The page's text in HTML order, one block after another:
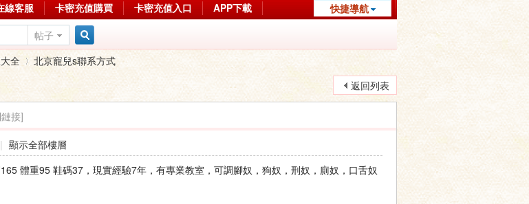
快捷導航
線客服 卡密充值購買 卡密充值入口
APP下載
帖子
搜
全
›
北京寵兒s聯系方式
返回列表
接]
| 顯示全部樓層
體重95 鞋碼37，現實經驗7年，有專業教室，可調腳奴，狗奴，刑奴，廁奴，口舌奴